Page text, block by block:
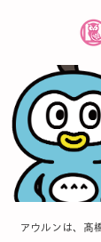
アウルンは、髙